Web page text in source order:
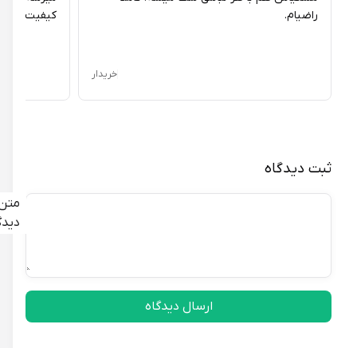
با خرید این دمپایی، تجربه راحتی و زیبایی را برای خود و پاهای‌تان
ثبت دیدگاه
متن
دیدگاه
ارسال دیدگاه
راضیام.
خریدار
کیفیت نداره.